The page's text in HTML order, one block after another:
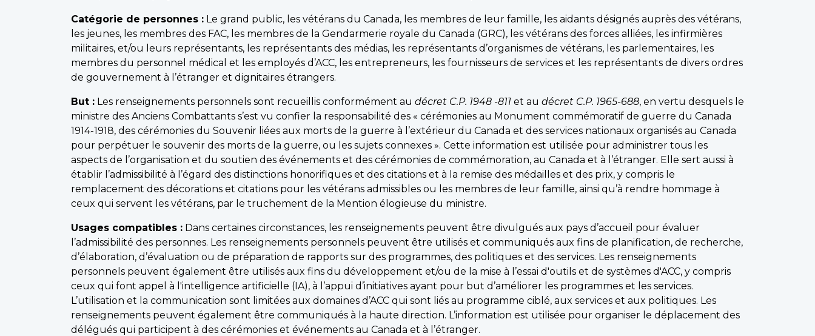
Catégorie de personnes : Le grand public, les vétérans du Canada, les membres de leur famille, les aidants désignés auprès des vétérans,
les jeunes, les membres des FAC, les membres de la Gendarmerie royale du Canada (GRC), les vétérans des forces alliées, les infirmières
militaires, et/ou leurs représentants, les représentants des médias, les représentants d’organismes de vétérans, les parlementaires, les
membres du personnel médical et les employés d’ACC, les entrepreneurs, les fournisseurs de services et les représentants de divers ordres
de gouvernement à l’étranger et dignitaires étrangers.
But : Les renseignements personnels sont recueillis conformément au décret C.P. 1948 -811 et au décret C.P. 1965-688, en vertu desquels le
ministre des Anciens Combattants s’est vu confier la responsabilité des « cérémonies au Monument commémoratif de guerre du Canada
1914-1918, des cérémonies du Souvenir liées aux morts de la guerre à l’extérieur du Canada et des services nationaux organisés au Canada
pour perpétuer le souvenir des morts de la guerre, ou les sujets connexes ». Cette information est utilisée pour administrer tous les
aspects de l’organisation et du soutien des événements et des cérémonies de commémoration, au Canada et à l’étranger. Elle sert aussi à
établir l’admissibilité à l’égard des distinctions honorifiques et des citations et à la remise des médailles et des prix, y compris le
remplacement des décorations et citations pour les vétérans admissibles ou les membres de leur famille, ainsi qu’à rendre hommage à
ceux qui servent les vétérans, par le truchement de la Mention élogieuse du ministre.
Usages compatibles : Dans certaines circonstances, les renseignements peuvent être divulgués aux pays d’accueil pour évaluer
l’admissibilité des personnes. Les renseignements personnels peuvent être utilisés et communiqués aux fins de planification, de recherche,
d’élaboration, d’évaluation ou de préparation de rapports sur des programmes, des politiques et des services. Les renseignements
personnels peuvent également être utilisés aux fins du développement et/ou de la mise à l’essai d'outils et de systèmes d'ACC, y compris
ceux qui font appel à l'intelligence artificielle (IA), à l’appui d’initiatives ayant pour but d’améliorer les programmes et les services.
L’utilisation et la communication sont limitées aux domaines d’ACC qui sont liés au programme ciblé, aux services et aux politiques. Les
renseignements peuvent également être communiqués à la haute direction. L’information est utilisée pour organiser le déplacement des
délégués qui participent à des cérémonies et événements au Canada et à l’étranger.